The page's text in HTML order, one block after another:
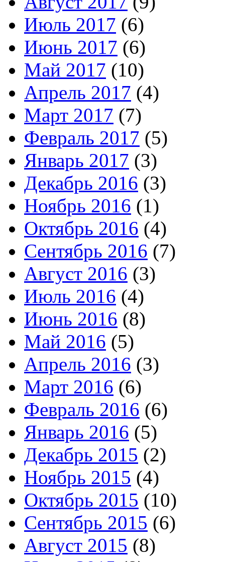
Июль 2017 (6)
Июнь 2017 (6)
Май 2017 (10)
Апрель 2017 (4)
Март 2017 (7)
Февраль 2017 (5)
Январь 2017 (3)
Декабрь 2016 (3)
Ноябрь 2016 (1)
Октябрь 2016 (4)
Сентябрь 2016 (7)
Август 2016 (3)
Июль 2016 (4)
Июнь 2016 (8)
Май 2016 (5)
Апрель 2016 (3)
Март 2016 (6)
Февраль 2016 (6)
Январь 2016 (5)
Декабрь 2015 (2)
Ноябрь 2015 (4)
Октябрь 2015 (10)
Сентябрь 2015 (6)
Август 2015 (8)